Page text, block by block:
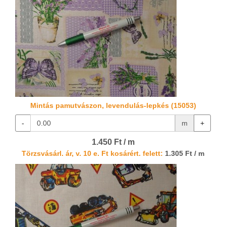
Mintás pamutvászon, levendulás-lepkés (15053)
- m +
1.450 Ft / m
Törzsvásárl. ár, v. 10 e. Ft kosárért. felett: 1.305 Ft / m